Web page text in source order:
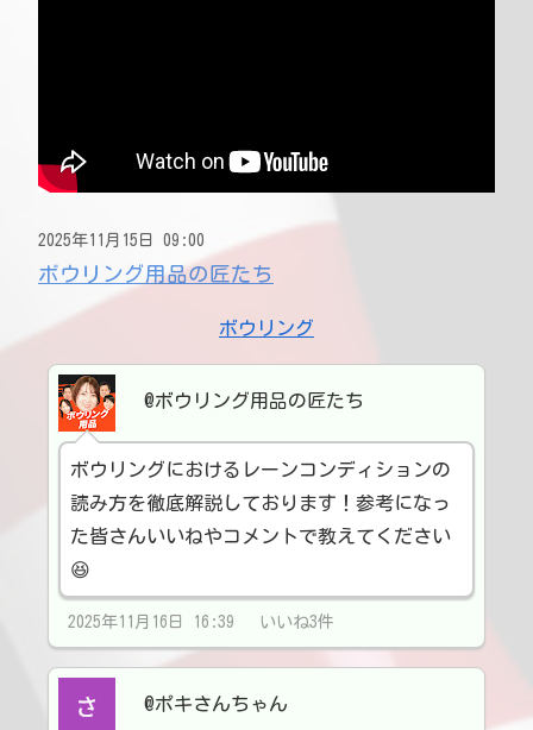
2025年11月15日 09:00
ボウリング用品の匠たち
ボウリング
@ボウリング用品の匠たち
ボウリングにおけるレーンコンディションの
読み方を徹底解説しております！参考になっ
た皆さんいいねやコメントで教えてください
😆
2025年11月16日 16:39 いいね3件
@ポキさんちゃん